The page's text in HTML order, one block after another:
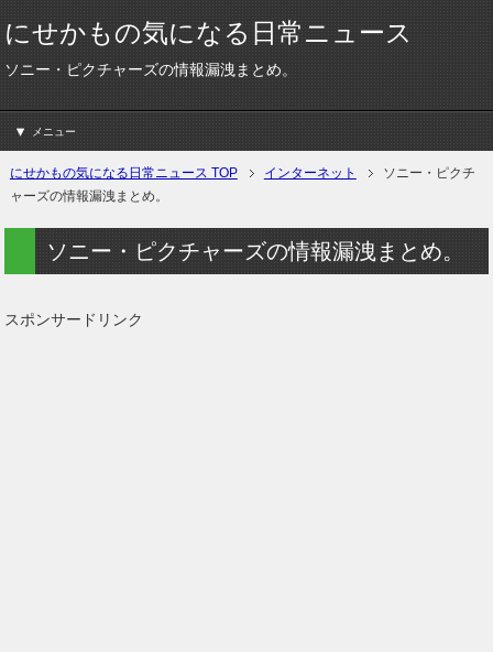
にせかもの気になる日常ニュース
ソニー・ピクチャーズの情報漏洩まとめ。
メニュー
にせかもの気になる日常ニュース TOP インターネット
ソニー・ピクチ
ャーズの情報漏洩まとめ。
ソニー・ピクチャーズの情報漏洩まとめ。
スポンサードリンク